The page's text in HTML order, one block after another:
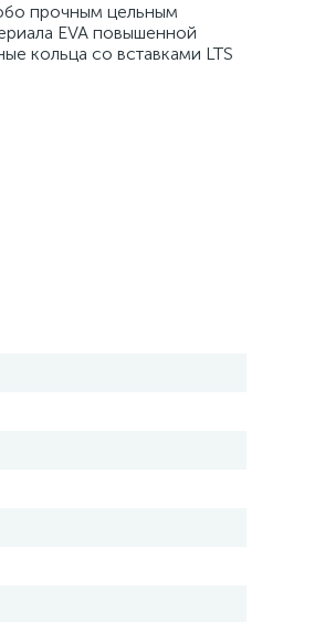
прочным цельным
EVA повышенной
кольца со вставками LTS